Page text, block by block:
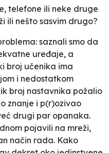
telefone ili neke druge
ili nešto sasvim drugo?
saznali smo da
uređaje, a
broj učenika ima
i nedostatkom
broj nastavnika požalio
znanje i p(r)ozivao
drugi par opanaka.
pojavili na mreži,
način rada. Kako